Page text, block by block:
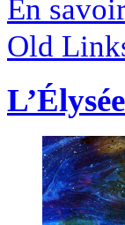
En
Old